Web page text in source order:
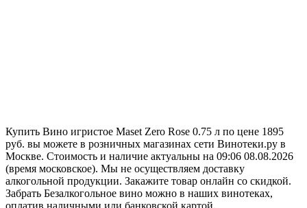
Купить Вино игристое Maset Zero Rose 0.75 л по цене 1895
руб. вы можете в розничных магазинах сети Винотеки.ру в
Москве. Стоимость и наличие актуальны на 09:06 08.08.2026
(время московское). Мы не осуществляем доставку
алкогольной продукции. Закажите товар онлайн со скидкой.
Забрать Безалкогольное вино можно в наших винотеках,
оплатив наличными или банковской картой.